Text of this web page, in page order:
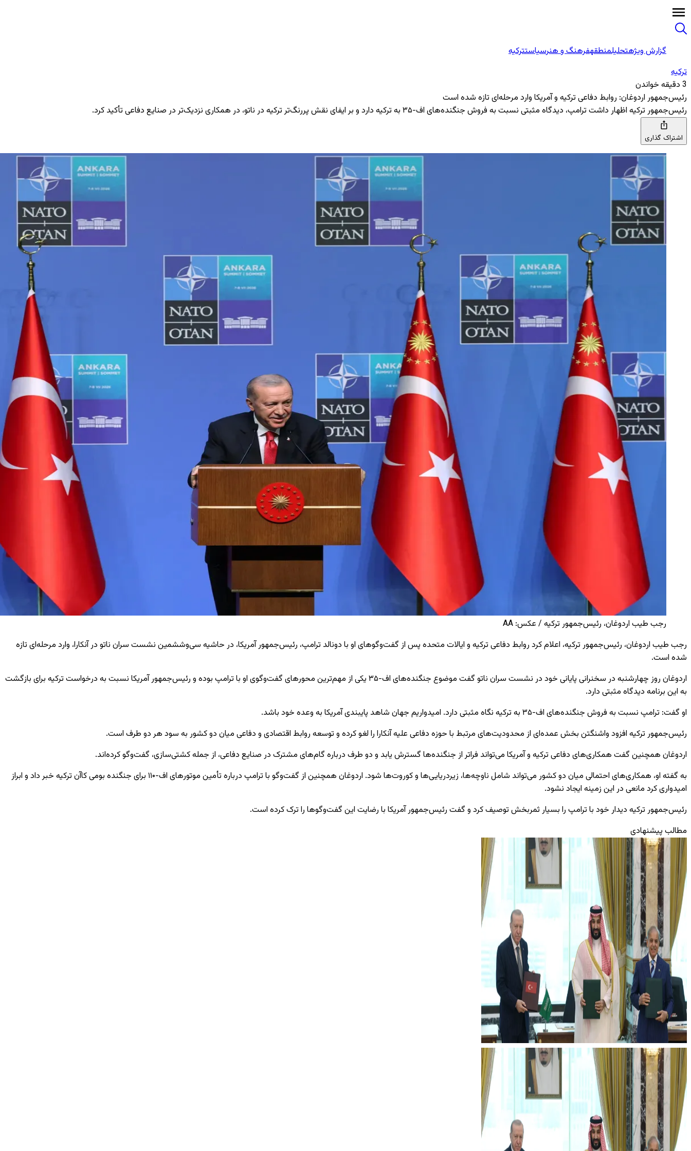
گزارش ویژهتحلیلمنطقهفرهنگ و هنرسیاستترکیه
ترکیه
3 دقیقه خواندن
رئیس‌جمهور اردوغان: روابط دفاعی ترکیه و آمریکا وارد مرحله‌ای تازه شده است
رئیس‌جمهور ترکیه اظهار داشت ترامپ، دیدگاه مثبتی نسبت به فروش جنگنده‌های اف-۳۵ به ترکیه دارد و بر ایفای نقش پررنگ‌تر ترکیه در ناتو، در همکاری نزدیک‌تر در صنایع دفاعی تأکید کرد.
اشتراک گذاری
رجب طیب اردوغان، رئیس‌جمهور ترکیه / عکس: AA
رجب طیب اردوغان، رئیس‌جمهور ترکیه، اعلام کرد روابط دفاعی ترکیه و ایالات متحده پس از گفت‌وگوهای او با دونالد ترامپ، رئیس‌جمهور آمریکا، در حاشیه سی‌وششمین نشست سران ناتو در آنکارا، وارد مرحله‌ای تازه
شده است.
اردوغان روز چهارشنبه در سخنرانی پایانی خود در نشست سران ناتو گفت موضوع جنگنده‌های اف-۳۵ یکی از مهم‌ترین محورهای گفت‌وگوی او با ترامپ بوده و رئیس‌جمهور آمریکا نسبت به درخواست ترکیه برای بازگشت
به این برنامه دیدگاه مثبتی دارد.
او گفت: ترامپ نسبت به فروش جنگنده‌های اف-۳۵ به ترکیه نگاه مثبتی دارد. امیدواریم جهان شاهد پایبندی آمریکا به وعده خود باشد.
رئیس‌جمهور ترکیه افزود واشنگتن بخش عمده‌ای از محدودیت‌های مرتبط با حوزه دفاعی علیه آنکارا را لغو کرده و توسعه روابط اقتصادی و دفاعی میان دو کشور به سود هر دو طرف است.
اردوغان همچنین گفت همکاری‌های دفاعی ترکیه و آمریکا می‌تواند فراتر از جنگنده‌ها گسترش یابد و دو طرف درباره گام‌های مشترک در صنایع دفاعی، از جمله کشتی‌سازی، گفت‌وگو کرده‌اند.
به گفته او، همکاری‌های احتمالی میان دو کشور می‌تواند شامل ناوچه‌ها، زیردریایی‌ها و کوروت‌ها شود. اردوغان همچنین از گفت‌وگو با ترامپ درباره تأمین موتورهای اف-۱۱۰ برای جنگنده بومی کاآن ترکیه خبر داد و ابراز
امیدواری کرد مانعی در این زمینه ایجاد نشود.
رئیس‌جمهور ترکیه دیدار خود با ترامپ را بسیار ثمربخش توصیف کرد و گفت رئیس‌جمهور آمریکا با رضایت این گفت‌وگوها را ترک کرده است.
مطالب پیشنهادی